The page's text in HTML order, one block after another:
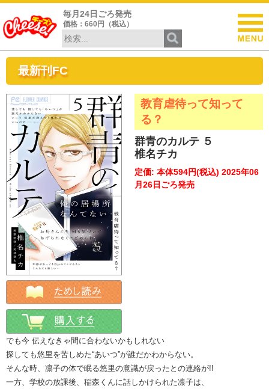
毎月24日ごろ発売
価格：660円（税込）
最新刊FC
教育虐待って知って
る？
群青のカルテ ５
椎名チカ
定価: 本体594円(税込) 2025年06
月26日ごろ発売
でも今 伝えなきゃ間に合わないかもしれない
探しても悠里を苦しめた“あいつ”が誰だかわからない。
そんな時、凛子の体で眠る悠里の意識が戻ったとの連絡が!!
一方、学校の放課後、稲森くんに話しかけられた凛子は、